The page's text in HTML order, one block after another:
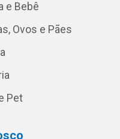
e Bebê
Ovos e Pães
Pet